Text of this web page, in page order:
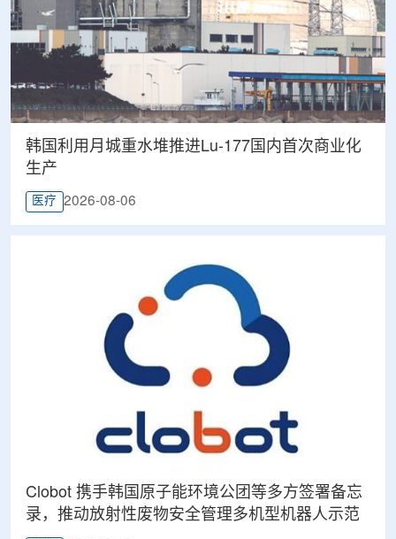
韩国利用月城重水堆推进Lu-177国内首次商业化
生产
医疗 2026-08-06
Clobot 携手韩国原子能环境公团等多方签署备忘
录，推动放射性废物安全管理多机型机器人示范